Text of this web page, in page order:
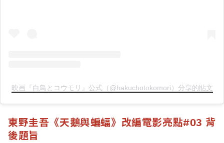
映画『白鳥とコウモリ』公式（@hakuchotokomori）分享的貼文
東野圭吾《天鵝與蝙蝠》改編電影亮點#03 背
後題旨